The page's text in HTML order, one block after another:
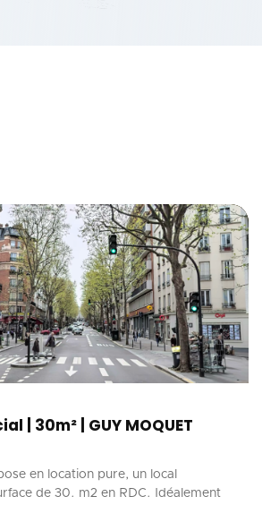
| 30m² | GUY MOQUET
en location pure, un local
de 30. m2 en RDC. Idéalement